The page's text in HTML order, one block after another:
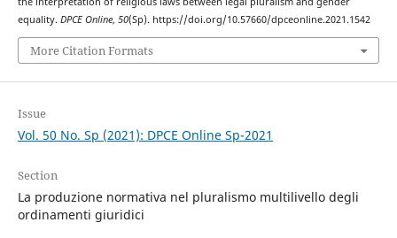
equality. DPCE Online, 50(Sp). https://doi.org/10.57660/dpceonline.2021.1542
More Citation Formats
Issue
Vol. 50 No. Sp (2021): DPCE Online Sp-2021
Section
La produzione normativa nel pluralismo multilivello degli
ordinamenti giuridici